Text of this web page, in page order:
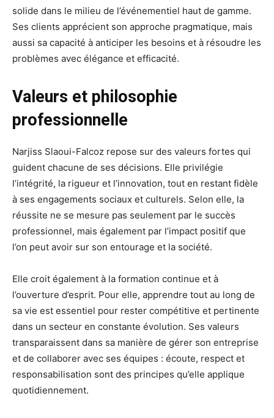
solide dans le milieu de l’événementiel haut de gamme.
Ses clients apprécient son approche pragmatique, mais
aussi sa capacité à anticiper les besoins et à résoudre les
problèmes avec élégance et efficacité.
Valeurs et philosophie
professionnelle
Narjiss Slaoui-Falcoz repose sur des valeurs fortes qui
guident chacune de ses décisions. Elle privilégie
l’intégrité, la rigueur et l’innovation, tout en restant fidèle
à ses engagements sociaux et culturels. Selon elle, la
réussite ne se mesure pas seulement par le succès
professionnel, mais également par l’impact positif que
l’on peut avoir sur son entourage et la société.
Elle croit également à la formation continue et à
l’ouverture d’esprit. Pour elle, apprendre tout au long de
sa vie est essentiel pour rester compétitive et pertinente
dans un secteur en constante évolution. Ses valeurs
transparaissent dans sa manière de gérer son entreprise
et de collaborer avec ses équipes : écoute, respect et
responsabilisation sont des principes qu’elle applique
quotidiennement.